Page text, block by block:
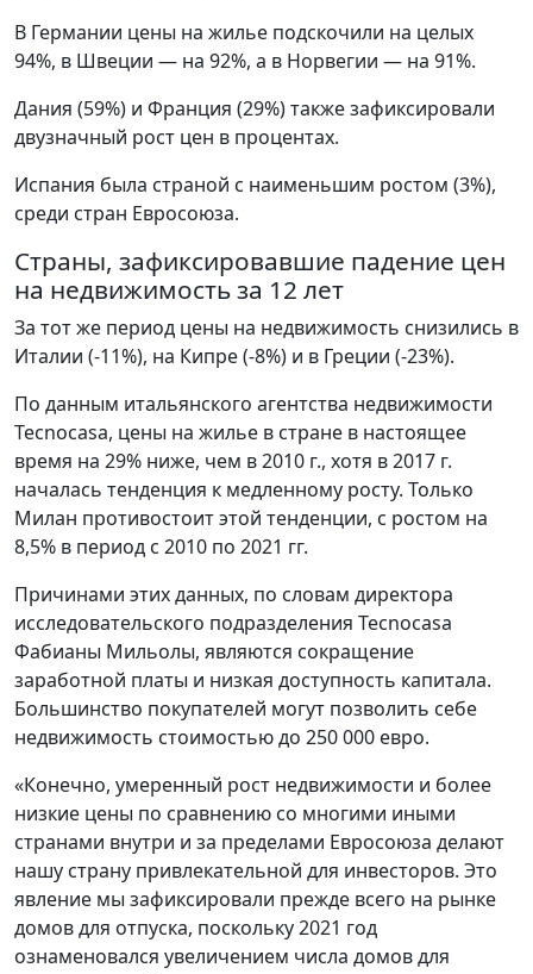
В Германии цены на жилье подскочили на целых
94%, в Швеции — на 92%, а в Норвегии — на 91%.
Дания (59%) и Франция (29%) также зафиксировали
двузначный рост цен в процентах.
Испания была страной с наименьшим ростом (3%),
среди стран Евросоюза.
Страны, зафиксировавшие падение цен
на недвижимость за 12 лет
За тот же период цены на недвижимость снизились в
Италии (-11%), на Кипре (-8%) и в Греции (-23%).
По данным итальянского агентства недвижимости
Tecnocasa, цены на жилье в стране в настоящее
время на 29% ниже, чем в 2010 г., хотя в 2017 г.
началась тенденция к медленному росту. Только
Милан противостоит этой тенденции, с ростом на
8,5% в период с 2010 по 2021 гг.
Причинами этих данных, по словам директора
исследовательского подразделения Tecnocasa
Фабианы Мильолы, являются сокращение
заработной платы и низкая доступность капитала.
Большинство покупателей могут позволить себе
недвижимость стоимостью до 250 000 евро.
«Конечно, умеренный рост недвижимости и более
низкие цены по сравнению со многими иными
странами внутри и за пределами Евросоюза делают
нашу страну привлекательной для инвесторов. Это
явление мы зафиксировали прежде всего на рынке
домов для отпуска, поскольку 2021 год
ознаменовался увеличением числа домов для